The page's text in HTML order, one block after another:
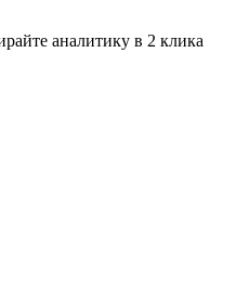
аналитику в 2 клика